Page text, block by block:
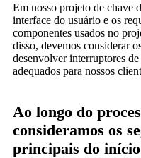
Em nosso projeto de chave
interface do usuário e os
componentes usados ​​no
disso, devemos considerar
desenvolver interruptores
adequados para nossos
Ao longo do
consideramos os
principais do